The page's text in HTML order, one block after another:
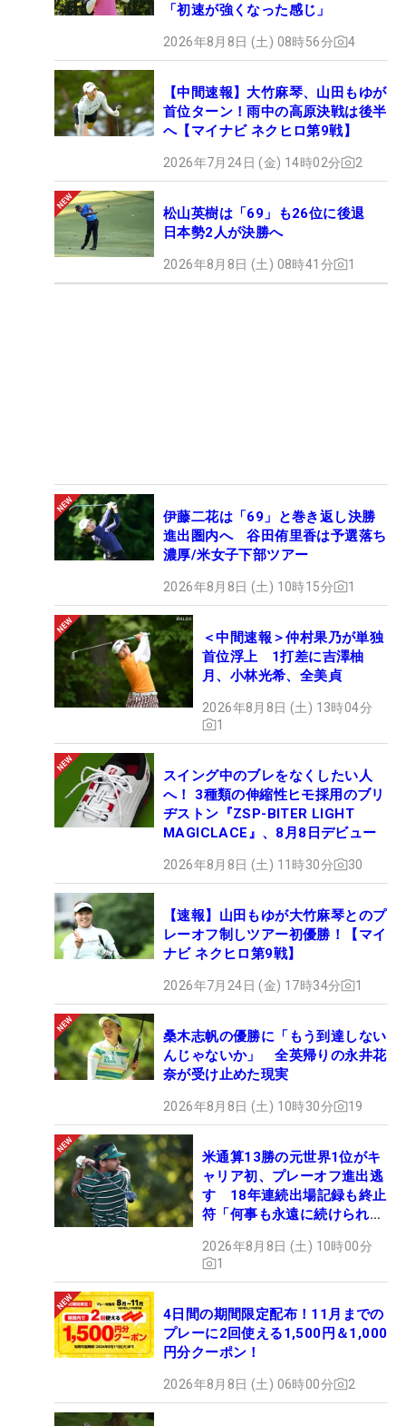
「初速が強くなった感じ」
2026年8月8日 (土) 08時56分 4
【中間速報】大竹麻琴、山田もゆが
首位ターン！雨中の高原決戦は後半
へ【マイナビ ネクヒロ第9戦】
2026年7月24日 (金) 14時02分 2
松山英樹は「69」も26位に後退
日本勢2人が決勝へ
2026年8月8日 (土) 08時41分 1
伊藤二花は「69」と巻き返し決勝
進出圏内へ 谷田侑里香は予選落ち
濃厚/米女子下部ツアー
2026年8月8日 (土) 10時15分 1
＜中間速報＞仲村果乃が単独
首位浮上 1打差に吉澤柚
月、小林光希、全美貞
2026年8月8日 (土) 13時04分
1
スイング中のブレをなくしたい人
へ！ 3種類の伸縮性ヒモ採用のブリ
ヂストン『ZSP-BITER LIGHT
MAGICLACE』、8月8日デビュー
2026年8月8日 (土) 11時30分 30
【速報】山田もゆが大竹麻琴とのプ
レーオフ制しツアー初優勝！【マイ
ナビ ネクヒロ第9戦】
2026年7月24日 (金) 17時34分 1
桑木志帆の優勝に「もう到達しない
んじゃないか」 全英帰りの永井花
奈が受け止めた現実
2026年8月8日 (土) 10時30分 19
米通算13勝の元世界1位がキ
ャリア初、プレーオフ進出逃
す 18年連続出場記録も終止
符「何事も永遠に続けられな
2026年8月8日 (土) 10時00分
1
4日間の期間限定配布！11月までの
プレーに2回使える1,500円＆1,000
円分クーポン！
2026年8月8日 (土) 06時00分 2